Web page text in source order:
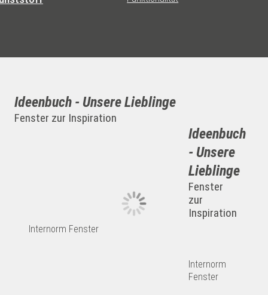
Ideenbuch - Unsere Lieblinge
Fenster zur Inspiration
Internorm Fenster
Ideenbuch
- Unsere
Lieblinge
Fenster
zur
Inspiration
Internorm
Fenster